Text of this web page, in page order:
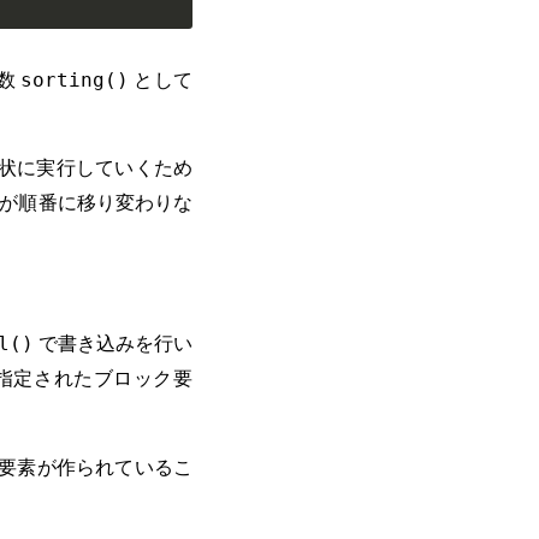
sorting() として
に実行していくため
順番に移り変わりな
で書き込みを行い
定されたブロック要
素が作られているこ